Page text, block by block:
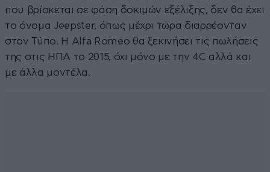
που βρίσκεται σε φάση δοκιμών εξέλιξης, δεν θα έχει
το όνομα Jeepster, όπως μέχρι τώρα διαρρέονταν
στον Τύπο. Η Alfa Romeo θα ξεκινήσει τις πωλήσεις
της στις ΗΠΑ το 2015, όχι μόνο με την 4C αλλά και
με άλλα μοντέλα.